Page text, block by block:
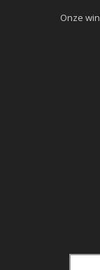
Onze